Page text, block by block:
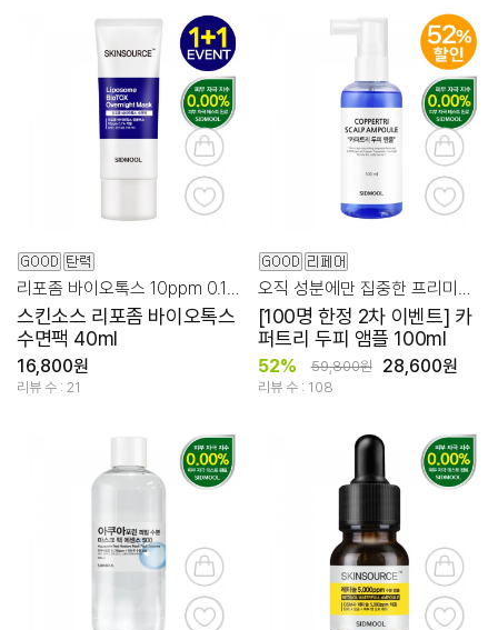
스킨소스 리포좀 바이오톡스
수면팩 40ml
16,800원
리뷰 수 : 21
[100명 한정 2차 이벤트] 카
퍼트리 두피 앰플 100ml
52% 59,800원 28,600원
리뷰 수 : 108